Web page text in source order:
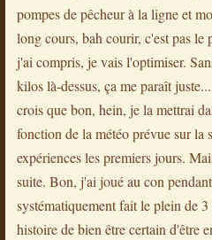
pompes de pêcheur à la ligne et
long cours, bah courir, c'est pas le
j'ai compris, je vais l'optimiser.
kilos là-dessus, ça me paraît
crois que bon, hein, je la mettrai
fonction de la météo prévue sur la
expériences les premiers jours.
suite. Bon, j'ai joué au con
systématiquement fait le plein de
histoire de bien être certain d'être